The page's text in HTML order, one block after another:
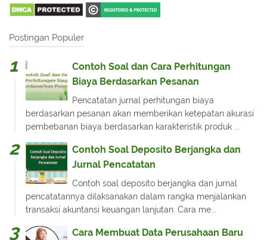
Postingan Populer
Contoh Soal dan Cara Perhitungan
Biaya Berdasarkan Pesanan
Pencatatan jurnal perhitungan biaya
berdasarkan pesanan akan memberikan ketepatan akurasi
pembebanan biaya berdasarkan karakteristik produk ...
Contoh Soal Deposito Berjangka dan
Jurnal Pencatatan
Contoh soal deposito berjangka dan jurnal
pencatatannya dilaksanakan dalam rangka menjalankan
transaksi akuntansi keuangan lanjutan. Cara me...
Cara Membuat Data Perusahaan Baru